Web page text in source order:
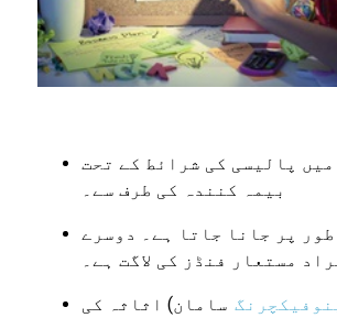
پالیسی کی شرائط کے تحت
بیمہ کنندہ کی طرف سے۔
پر جانا جاتا ہے۔ دوسرے
مستعار فنڈز کی لاگت ہے۔
سامان) اثاثہ کی